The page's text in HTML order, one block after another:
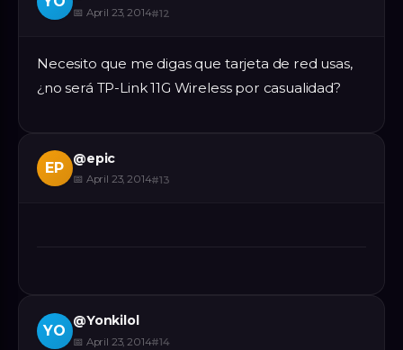
📅 April 23, 2014#12
Necesito que me digas que tarjeta de red usas,
¿no será TP-Link 11G Wireless por casualidad?
EP
@epic
📅 April 23, 2014#13
YO
@Yonkilol
📅 April 23, 2014#14